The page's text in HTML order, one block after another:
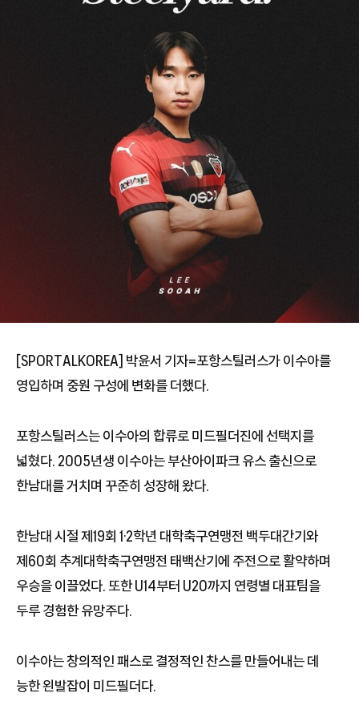
[SPORTALKOREA] 박윤서 기자=포항스틸러스가 이수아를
영입하며 중원 구성에 변화를 더했다.
포항스틸러스는 이수아의 합류로 미드필더진에 선택지를
넓혔다. 2005년생 이수아는 부산아이파크 유스 출신으로
한남대를 거치며 꾸준히 성장해 왔다.
한남대 시절 제19회 1·2학년 대학축구연맹전 백두대간기와
제60회 추계대학축구연맹전 태백산기에 주전으로 활약하며
우승을 이끌었다. 또한 U14부터 U20까지 연령별 대표팀을
두루 경험한 유망주다.
이수아는 창의적인 패스로 결정적인 찬스를 만들어내는 데
능한 왼발잡이 미드필더다.